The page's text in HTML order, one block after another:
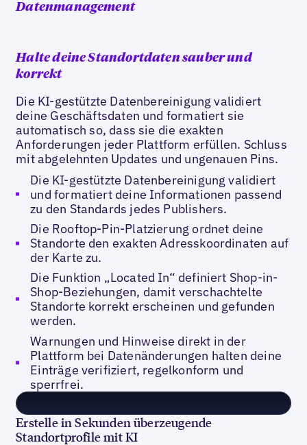
Datenmanagement
Halte deine Standortdaten sauber und
korrekt
Die KI-gestützte Datenbereinigung validiert
deine Geschäftsdaten und formatiert sie
automatisch so, dass sie die exakten
Anforderungen jeder Plattform erfüllen. Schluss
mit abgelehnten Updates und ungenauen Pins.
Die KI-gestützte Datenbereinigung validiert
und formatiert deine Informationen passend
zu den Standards jedes Publishers.
Die Rooftop-Pin-Platzierung ordnet deine
Standorte den exakten Adresskoordinaten auf
der Karte zu.
Die Funktion „Located In“ definiert Shop-in-
Shop-Beziehungen, damit verschachtelte
Standorte korrekt erscheinen und gefunden
werden.
Warnungen und Hinweise direkt in der
Plattform bei Datenänderungen halten deine
Einträge verifiziert, regelkonform und
sperrfrei.
Erstelle in Sekunden überzeugende
Standortprofile mit KI